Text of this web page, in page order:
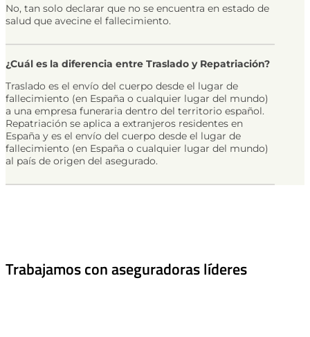
No, tan solo declarar que no se encuentra en estado de
salud que avecine el fallecimiento.
¿Cuál es la diferencia entre Traslado y Repatriación?
Traslado es el envío del cuerpo desde el lugar de
fallecimiento (en España o cualquier lugar del mundo)
a una empresa funeraria dentro del territorio español.
Repatriación se aplica a extranjeros residentes en
España y es el envío del cuerpo desde el lugar de
fallecimiento (en España o cualquier lugar del mundo)
al país de origen del asegurado.
Trabajamos con aseguradoras líderes